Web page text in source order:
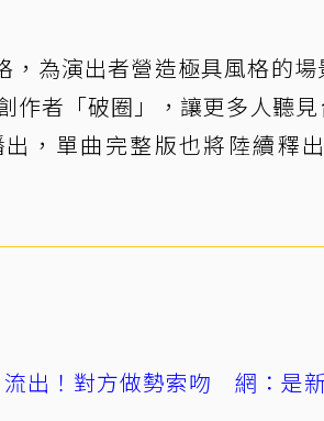
為演出者營造極具風格的
作者「破圈」，讓更多人聽
，單曲完整版也將陸續釋
出！對方做勢索吻 網：是